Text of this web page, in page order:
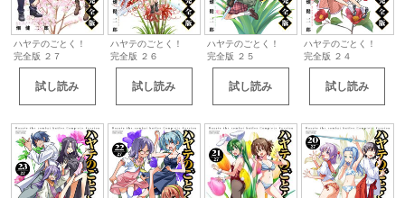
ハヤテのごとく！
完全版 ２７
試し読み
ハヤテのごとく！
完全版 ２６
試し読み
ハヤテのごとく！
完全版 ２５
試し読み
ハヤテのごとく！
完全版 ２４
試し読み